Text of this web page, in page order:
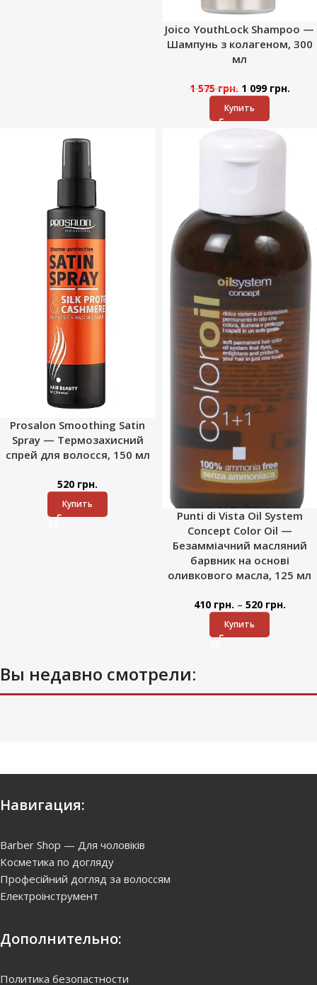
Joico YouthLock Shampoo —
Шампунь з колагеном, 300
мл
1 575грн. 1 099 грн.
Купить
Prosalon Smoothing Satin
Spray — Термозахисний
спрей для волосся, 150 мл
520 грн.
Купить
Punti di Vista Oil System
Concept Color Oil —
Безамміачний масляний
барвник на основі
оливкового масла, 125 мл
410 грн. – 520 грн.
Купить
Вы недавно смотрели:
Навигация:
Barber Shop — Для чоловіків
Kосметика по догляду
Професійний догляд за волоссям
Електроінструмент
Дополнительно:
Политика безопастности